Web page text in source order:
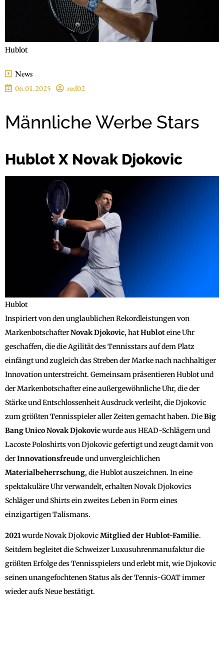
Hublot
News
06.01.2025
red02
Männliche Werbe Stars
Hublot X Novak Djokovic
Hublot
Inspiriert von den unglaublichen Rekordleistungen von
MarkenbotschafterNovakDjokovic, hatHubloteine Uhr
geschaffen, die die Agilität des Tennisstars auf dem Platz
einfängt und zugleich das Streben der Marke nach nachhaltiger
Innovation unterstreicht. Gemeinsam präsentieren Hublot und
der Markenbotschafter eine außergewöhnliche Uhr, die der
Stärke und Entschlossenheit Ausdruck verleiht, die Djokovic
zum größten Tennisspieler aller Zeiten gemacht haben. DieBig
Bang Unico Novak Djokovicwurde aus HEAD-Schlägern und
Lacoste Poloshirts von Djokovic gefertigt und zeugt damit von
derInnovationsfreude und unvergleichlichen
Materialbeherrschung, die Hublot auszeichnen. In eine
spektakuläre Uhr verwandelt, erhalten Novak Djokovics
Schläger und Shirts ein zweites Leben in Form eines
einzigartigen Talismans.
2021wurde Novak DjokovicMitglied der Hublot-Familie.
Seitdem begleitet die Schweizer Luxusuhrenmanufaktur die
größten Erfolge des Tennisspielers und erlebt mit, wie Djokovic
seinen unangefochtenen Status als der Tennis-GOAT immer
wieder aufs Neue bestätigt.